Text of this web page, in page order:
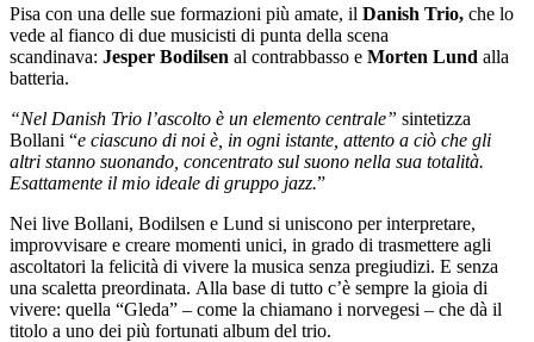
Pisa con una delle sue formazioni più amate, il Danish Trio, che lo
vede al fianco di due musicisti di punta della scena
scandinava: Jesper Bodilsen al contrabbasso e Morten Lund alla
batteria.
“Nel Danish Trio l’ascolto è un elemento centrale” sintetizza
Bollani “e ciascuno di noi è, in ogni istante, attento a ciò che gli
altri stanno suonando, concentrato sul suono nella sua totalità.
Esattamente il mio ideale di gruppo jazz.”
Nei live Bollani, Bodilsen e Lund si uniscono per interpretare,
improvvisare e creare momenti unici, in grado di trasmettere agli
ascoltatori la felicità di vivere la musica senza pregiudizi. E senza
una scaletta preordinata. Alla base di tutto c’è sempre la gioia di
vivere: quella “Gleda” – come la chiamano i norvegesi – che dà il
titolo a uno dei più fortunati album del trio.